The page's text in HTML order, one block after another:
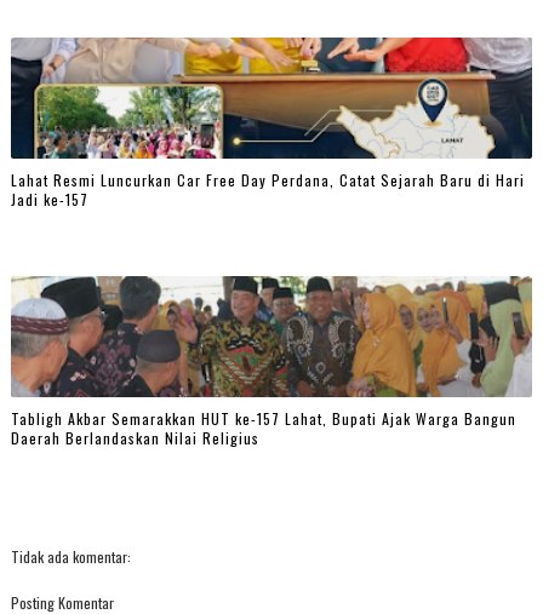
Lahat Resmi Luncurkan Car Free Day Perdana, Catat Sejarah Baru di Hari
Jadi ke-157
Tabligh Akbar Semarakkan HUT ke-157 Lahat, Bupati Ajak Warga Bangun
Daerah Berlandaskan Nilai Religius
Tidak ada komentar:
Posting Komentar